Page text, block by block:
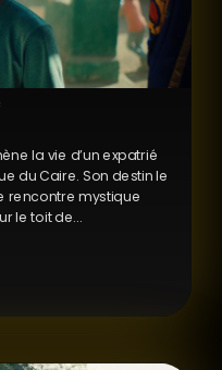
la vie d’un expatrié
du Caire. Son destin le
rencontre mystique
le toit de...